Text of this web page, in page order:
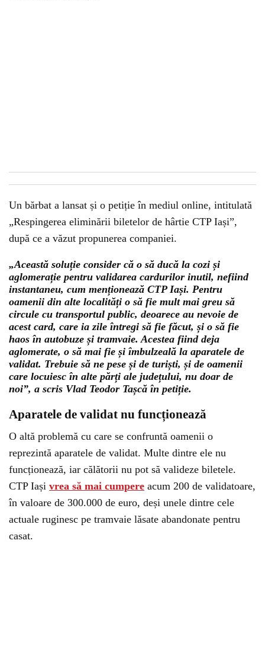
Un bărbat a lansat și o petiție în mediul online, intitulată
„Respingerea eliminării biletelor de hârtie CTP Iași”,
după ce a văzut propunerea companiei.
„Această soluție consider că o să ducă la cozi și
aglomerație pentru validarea cardurilor inutil, nefiind
instantaneu, cum menționează CTP Iași. Pentru
oamenii din alte localități o să fie mult mai greu să
circule cu transportul public, deoarece au nevoie de
acest card, care ia zile întregi să fie făcut, și o să fie
haos în autobuze și tramvaie. Acestea fiind deja
aglomerate, o să mai fie și îmbulzeală la aparatele de
validat. Trebuie să ne pese și de turiști, și de oamenii
care locuiesc în alte părți ale județului, nu doar de
noi”, a scris Vlad Teodor Tașcă în petiție.
Aparatele de validat nu funcționează
O altă problemă cu care se confruntă oamenii o
reprezintă aparatele de validat. Multe dintre ele nu
funcționează, iar călătorii nu pot să valideze biletele.
CTP Iași vrea să mai cumpere acum 200 de validatoare,
în valoare de 300.000 de euro, deși unele dintre cele
actuale ruginesc pe tramvaie lăsate abandonate pentru
casat.